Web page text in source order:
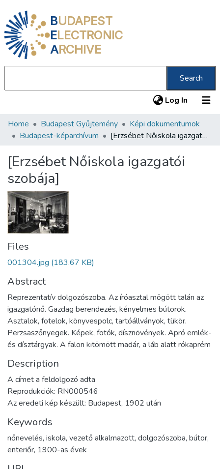
BUDAPEST
ELECTRONIC
ARCHIVE
Search
Log In (current)
Communities & Collections
Statistics
About us
Home Budapest Gyűjtemény
Képi dokumentumok
Budapest-képarchívum
[Erzsébet Nőiskola igazgatói szobája]
[Erzsébet Nőiskola igazgatói
szobája]
Files
001304.jpg (183.67 KB)
Abstract
Reprezentatív dolgozószoba. Az íróasztal mögött talán az
igazgatónő. Gazdag berendezés, kényelmes bútorok.
Asztalok, fotelok, könyvespolc, tartóállványok, tükör.
Perzsaszőnyegek. Képek, fotók, dísznövények. Apró emlék-
és dísztárgyak. A falon kitömött madár, a láb alatt rókaprém
Description
A címet a feldolgozó adta
Reprodukciók: RN000546
Az eredeti kép készült: Budapest, 1902 után
Keywords
nőnevelés, iskola, vezető alkalmazott, dolgozószoba, bútor,
enteriőr, 1900-as évek